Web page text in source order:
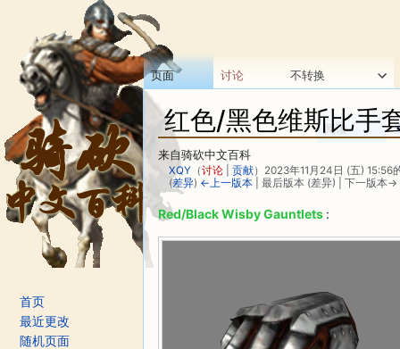
红色/黑色维斯比手
来自骑砍中文百科
XQY（讨论| 贡献） 2023年11月24日 (五) 15:56
(差异) ←上一版本| 最后版本 (差异) | 下一版本→
跳转至：
Red/Black Wisby Gauntlets :
页面 讨论 不转换
阅读
首页
最近更改
随机页面